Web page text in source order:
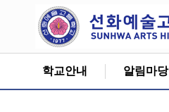
학교안내 알림마당